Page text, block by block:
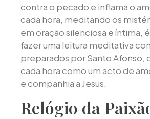
contra o pecado e inflama o
cada hora, meditando os
em oração silenciosa e íntima,
fazer uma leitura meditativa
preparados por Santo Afonso,
cada hora como um acto de
e companhia a Jesus.
Relógio da